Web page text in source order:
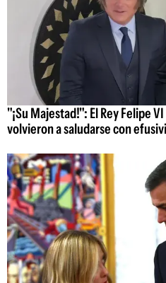
"¡Su Majestad!": El Rey Felipe
volvieron a saludarse con